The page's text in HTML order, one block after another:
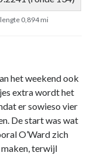
0,894 mi
het weekend ook
extra wordt het
er sowieso vier
De start was wat
O’Ward zich
terwijl